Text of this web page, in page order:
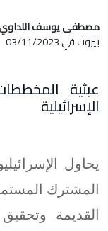
مصطفى يوسف اللداوي
بيروت في 03/11/2023
عبثية
الإسرائيلية
يحاول
المشترك
القديمة